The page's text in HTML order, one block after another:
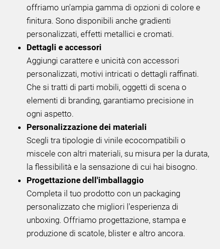
offriamo un'ampia gamma di opzioni di colore e
finitura. Sono disponibili anche gradienti
personalizzati, effetti metallici e cromati.
Dettagli e accessori
Aggiungi carattere e unicità con accessori
personalizzati, motivi intricati o dettagli raffinati.
Che si tratti di parti mobili, oggetti di scena o
elementi di branding, garantiamo precisione in
ogni aspetto.
Personalizzazione dei materiali
Scegli tra tipologie di vinile ecocompatibili o
miscele con altri materiali, su misura per la durata,
la flessibilità e la sensazione di cui hai bisogno.
Progettazione dell'imballaggio
Completa il tuo prodotto con un packaging
personalizzato che migliori l'esperienza di
unboxing. Offriamo progettazione, stampa e
produzione di scatole, blister e altro ancora.